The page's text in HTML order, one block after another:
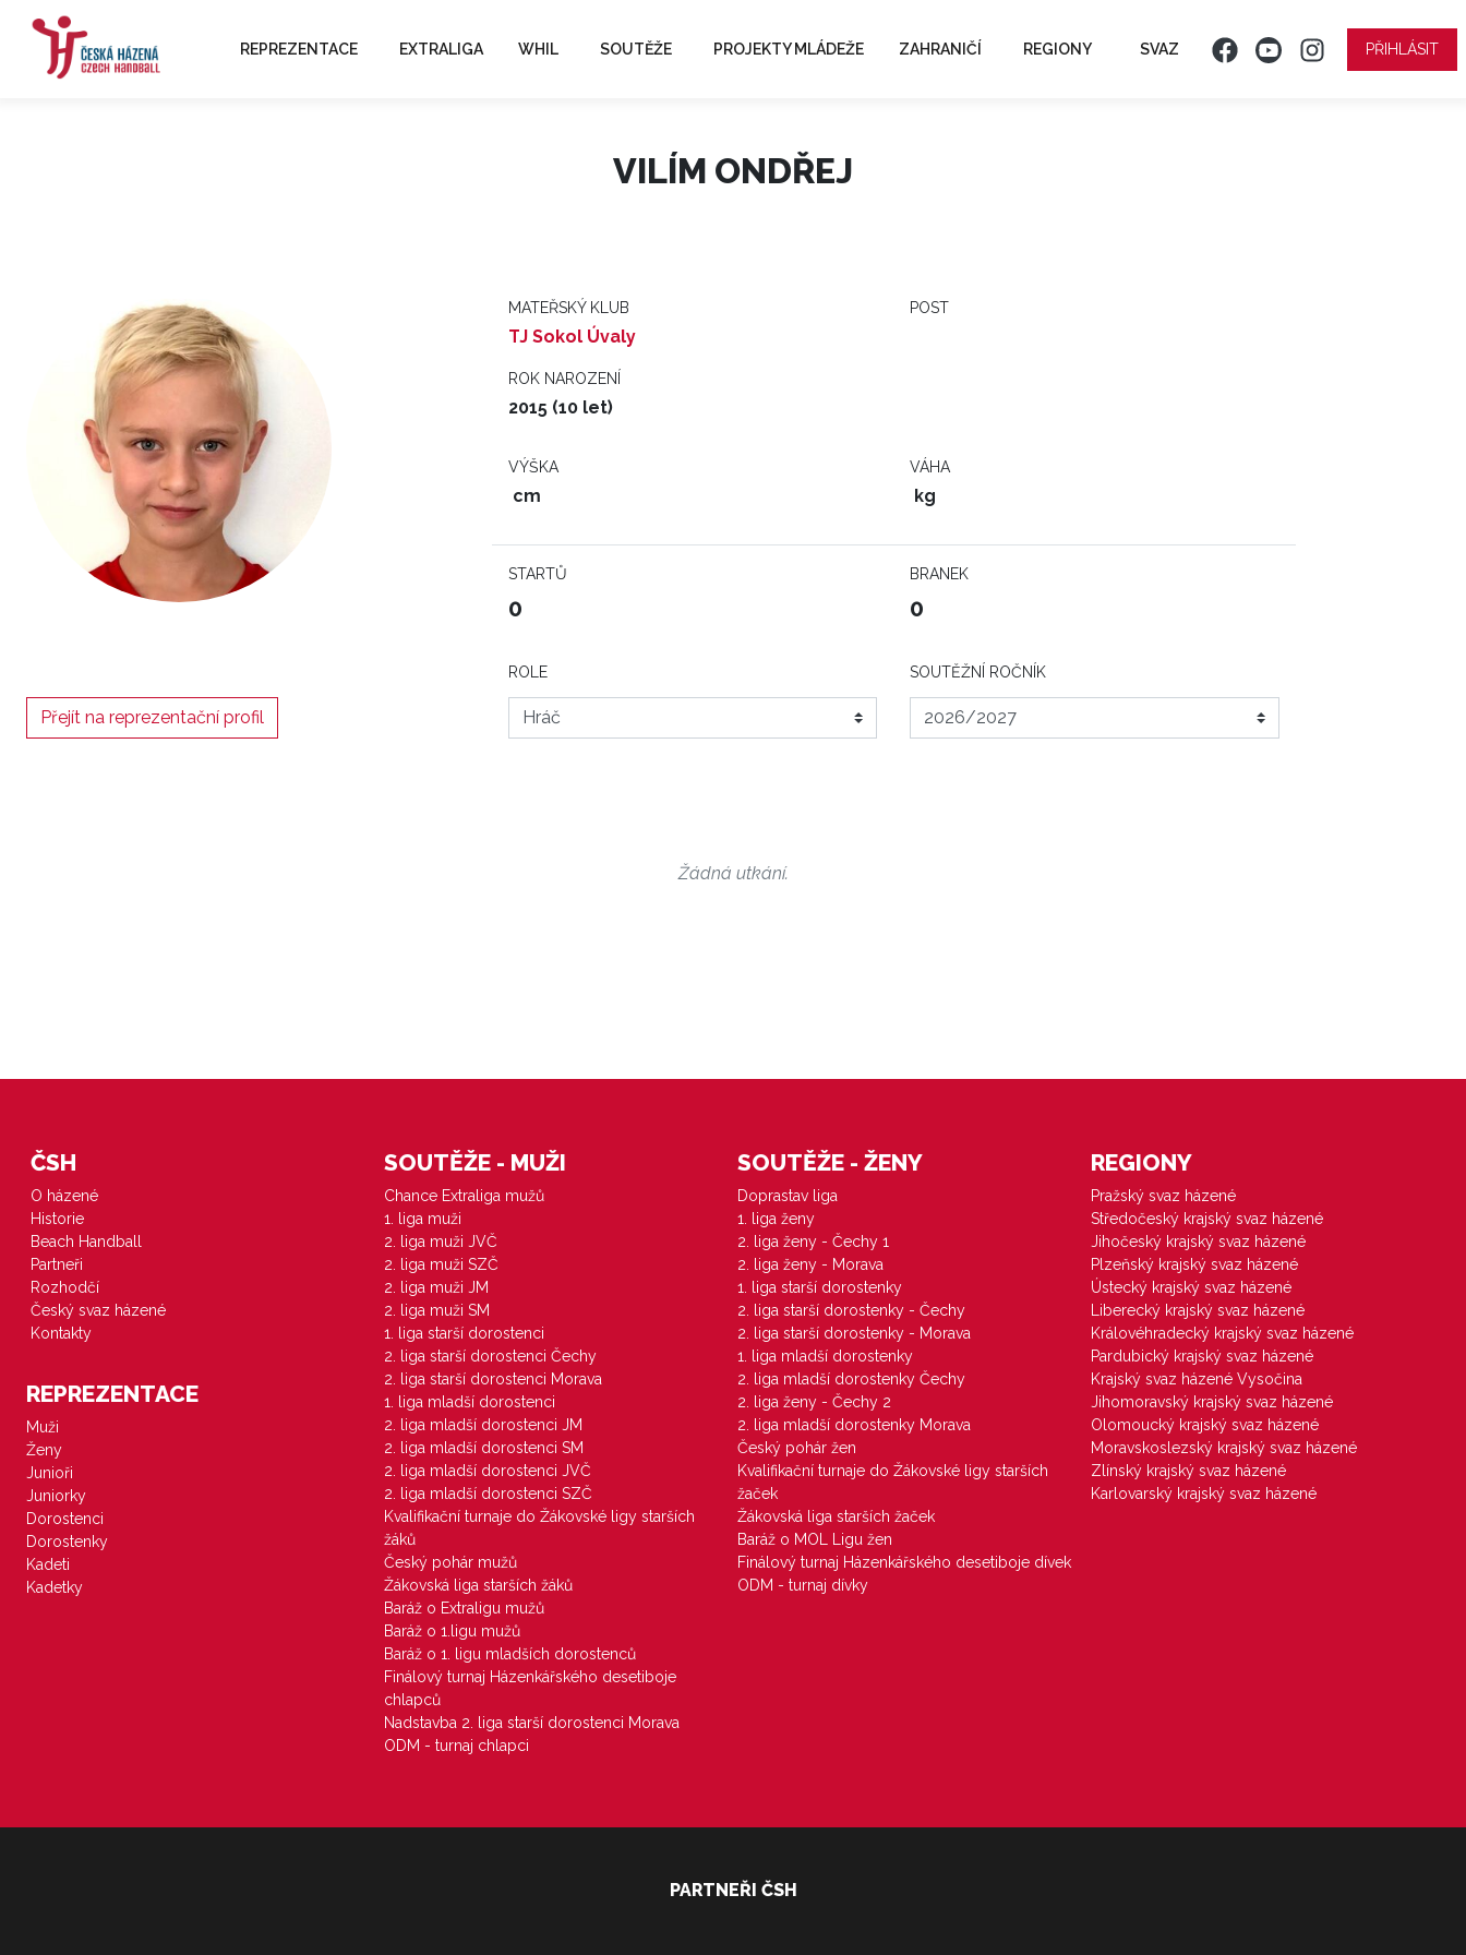
REPREZENTACE EXTRALIGA WHIL SOUTĚŽE PROJEKTY MLÁDEŽE ZAHRANIČÍ REGIONY SVAZ PŘIHLÁSIT
VILÍM ONDŘEJ
MATEŘSKÝ KLUB
TJ Sokol Úvaly
POST
ROK NAROZENÍ
2015 (10 let)
VÝŠKA
cm
VÁHA
kg
STARTŮ
0
BRANEK
0
Přejít na reprezentační profil
ROLE SOUTĚŽNÍ ROČNÍK
Žádná utkání.
ČSH
O házené
Historie
Beach Handball
Partneři
Rozhodčí
Český svaz házené
Kontakty
REPREZENTACE
Muži
Ženy
Junioři
Juniorky
Dorostenci
Dorostenky
Kadeti
Kadetky
SOUTĚŽE - MUŽI
Chance Extraliga mužů
1. liga muži
2. liga muži JVČ
2. liga muži SZČ
2. liga muži JM
2. liga muži SM
1. liga starší dorostenci
2. liga starší dorostenci Čechy
2. liga starší dorostenci Morava
1. liga mladší dorostenci
2. liga mladší dorostenci JM
2. liga mladší dorostenci SM
2. liga mladší dorostenci JVČ
2. liga mladší dorostenci SZČ
Kvalifikační turnaje do Žákovské ligy starších
žáků
Český pohár mužů
Žákovská liga starších žáků
Baráž o Extraligu mužů
Baráž o 1.ligu mužů
Baráž o 1. ligu mladších dorostenců
Finálový turnaj Házenkářského desetiboje
chlapců
Nadstavba 2. liga starší dorostenci Morava
ODM - turnaj chlapci
SOUTĚŽE - ŽENY
Doprastav liga
1. liga ženy
2. liga ženy - Čechy 1
2. liga ženy - Morava
1. liga starší dorostenky
2. liga starší dorostenky - Čechy
2. liga starší dorostenky - Morava
1. liga mladší dorostenky
2. liga mladší dorostenky Čechy
2. liga ženy - Čechy 2
2. liga mladší dorostenky Morava
Český pohár žen
Kvalifikační turnaje do Žákovské ligy starších
žaček
Žákovská liga starších žaček
Baráž o MOL Ligu žen
Finálový turnaj Házenkářského desetiboje dívek
ODM - turnaj dívky
REGIONY
Pražský svaz házené
Středočeský krajský svaz házené
Jihočeský krajský svaz házené
Plzeňský krajský svaz házené
Ústecký krajský svaz házené
Liberecký krajský svaz házené
Královéhradecký krajský svaz házené
Pardubický krajský svaz házené
Krajský svaz házené Vysočina
Jihomoravský krajský svaz házené
Olomoucký krajský svaz házené
Moravskoslezský krajský svaz házené
Zlínský krajský svaz házené
Karlovarský krajský svaz házené
PARTNEŘI ČSH